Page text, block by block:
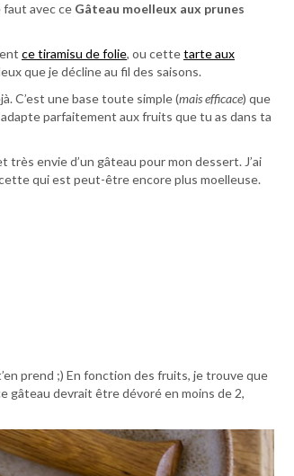
faut avec ce Gâteau moelleux aux prunes
ce tiramisu de folie, ou cettetarte aux
que je décline au fil des saisons.
C’est une base toute simple (mais efficace) que
parfaitement aux fruits que tu as dans ta
très envie d’un gâteau pour mon dessert. J’ai
qui est peut-être encore plus moelleuse.
prend ;) En fonction des fruits, je trouve que
gâteau devrait être dévoré en moins de 2,